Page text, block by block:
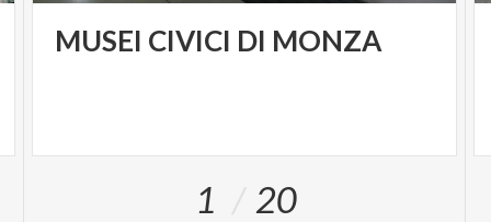
MUSEI CIVICI DI MONZA
1 20